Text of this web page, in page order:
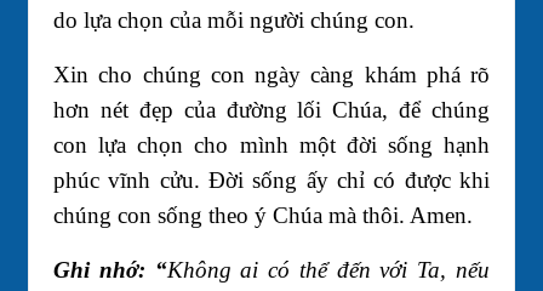
do lựa chọn của mỗi người chúng con.
Xin cho chúng con ngày càng khám phá rõ
hơn nét đẹp của đường lối Chúa, để chúng
con lựa chọn cho mình một đời sống hạnh
phúc vĩnh cửu. Ðời sống ấy chỉ có được khi
chúng con sống theo ý Chúa mà thôi. Amen.
Ghi nhớ: “Không ai có thể đến với Ta, nếu